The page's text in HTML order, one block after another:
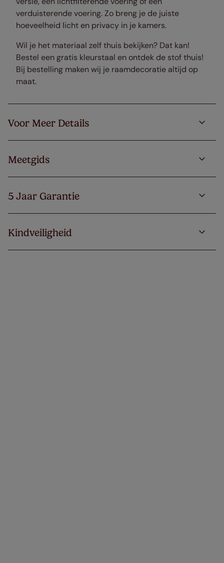
verduisterende voering. Zo breng je de juiste
hoeveelheid licht en privacy in je kamers.
Wil je het materiaal zelf thuis bekijken? Dat kan!
Bestel een gratis kleurstaal en ontdek de stof thuis!
Bij bestelling maken wij je raamdecoratie altijd op
maat.
Voor Meer Details
Meetgids
5 Jaar Garantie
Kindveiligheid